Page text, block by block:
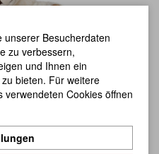
unserer Besucherdaten
zu verbessern,
und Ihnen ein
bieten. Für weitere
Cookies öffnen